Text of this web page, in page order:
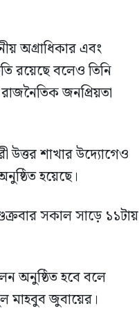
অগ্রাধিকার এবং
রয়েছে বলেও তিনি
জনপ্রিয়তা
উত্তর শাখার উদ্যোগেও
হয়েছে।
সকাল সাড়ে ১১টায়
অনুষ্ঠিত হবে বলে
মাহবুব জুবায়ের।